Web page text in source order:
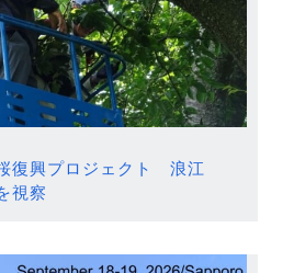
復興プロジェクト 浪江
視察